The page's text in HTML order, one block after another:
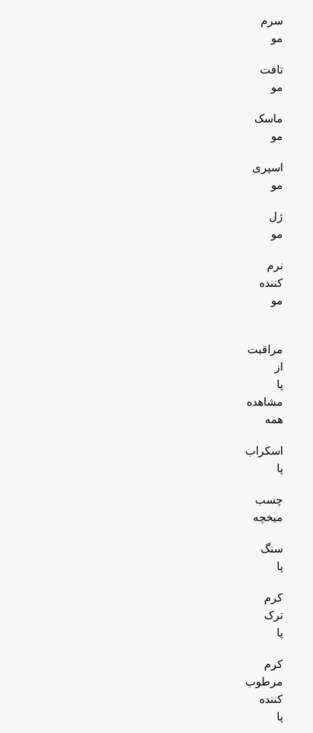
سرم
مو
تافت
مو
ماسک
مو
اسپری
مو
ژل
مو
نرم
کننده
مو
مراقبت
از
پا
مشاهده
همه
اسکراب
پا
چسب
میخچه
سنگ
پا
کرم
ترک
پا
کرم
مرطوب
کننده
پا